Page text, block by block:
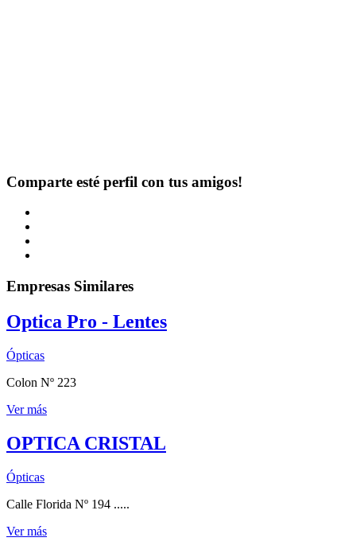
Comparte esté perfil con tus amigos!
Empresas Similares
Optica Pro - Lentes
Ópticas
Colon Nº 223
Ver más
OPTICA CRISTAL
Ópticas
Calle Florida Nº 194 .....
Ver más